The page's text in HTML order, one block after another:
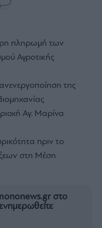
πληρωμή των
Αγροτικής
της
Αγ. Μαρίνα
πριν το
στη Μέση
στο